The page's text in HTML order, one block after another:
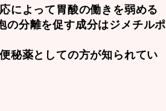
によって胃酸の働きを弱める
の分離を促す成分はジメチルポ
秘薬としての方が知られてい